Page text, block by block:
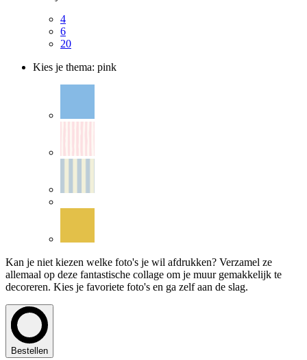
4
6
20
Kies je thema: pink
Kan je niet kiezen welke foto's je wil afdrukken? Verzamel ze
allemaal op deze fantastische collage om je muur gemakkelijk te
decoreren. Kies je favoriete foto's en ga zelf aan de slag.
Bestellen